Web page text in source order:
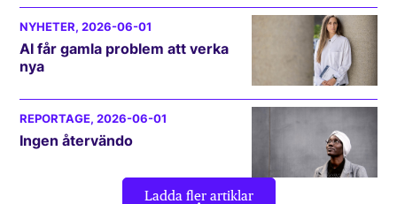
NYHETER, 2026-06-01
AI får gamla problem att verka
nya
REPORTAGE, 2026-06-01
Ingen återvändo
Ladda fler artiklar